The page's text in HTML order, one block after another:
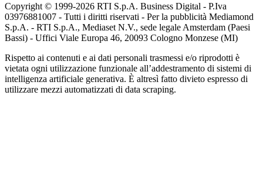
Copyright © 1999-2026 RTI S.p.A. Business Digital - P.Iva
03976881007 - Tutti i diritti riservati - Per la pubblicità Mediamond
S.p.A. - RTI S.p.A., Mediaset N.V., sede legale Amsterdam (Paesi
Bassi) - Uffici Viale Europa 46, 20093 Cologno Monzese (MI)
Rispetto ai contenuti e ai dati personali trasmessi e/o riprodotti è
vietata ogni utilizzazione funzionale all’addestramento di sistemi di
intelligenza artificiale generativa. È altresì fatto divieto espresso di
utilizzare mezzi automatizzati di data scraping.